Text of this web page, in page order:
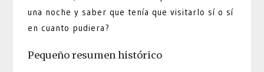
una noche y saber que tenía que visitarlo sí o sí
en cuanto pudiera?
Pequeño resumen histórico